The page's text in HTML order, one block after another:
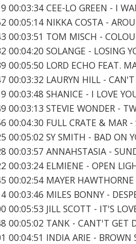
00:03:34 CEE-LO GREEN - I
00:05:14 NIKKA COSTA -
00:03:51 TOM MISCH -
00:04:20 SOLANGE - LOSING
00:05:50 LORD ECHO FEAT.
00:03:32 LAURYN HILL - CAN'T
00:03:48 SHANICE - I LOVE
00:03:13 STEVIE WONDER -
00:04:30 FULL CRATE & MAR -
00:05:02 SY SMITH - BAD ON
00:03:57 ANNAHSTASIA -
00:03:24 ELMIENE - OPEN
00:02:54 MAYER
00:03:46 MILES BONNY -
00:05:53 JILL SCOTT - IT'S
00:05:02 TANK - CANT'T GET
00:04:51 INDIA ARIE - BROWN